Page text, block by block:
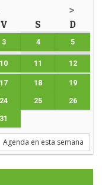
>
V S D
3 4 5
10 11 12
17 18 19
24 25 26
31
Agenda en esta semana